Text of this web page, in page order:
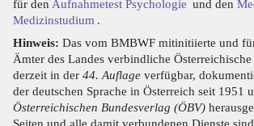
für den Aufnahmetest Psychologie und den
Medizinstudium .
Hinweis: Das vom BMBWF mitinitiierte und
Ämter des Landes verbindliche
derzeit in der 44. Auflage verfügbar,
der deutschen Sprache in Österreich seit 1951
Österreichischen Bundesverlag (ÖBV)
Seiten und alle damit verbundenen Dienste